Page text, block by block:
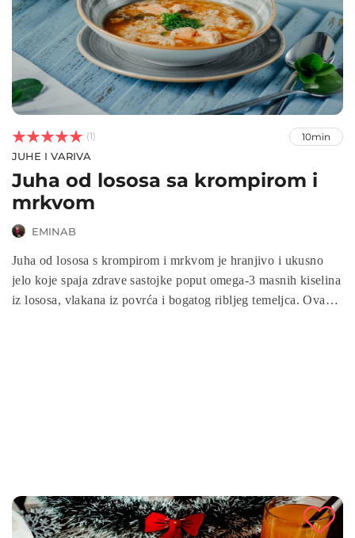


 (1) 10min
JUHE I VARIVA
Juha od lososa sa krompirom i
mrkvom
EMINAB
Juha od lososa s krompirom i mrkvom je hranjivo i ukusno
jelo koje spaja zdrave sastojke poput omega-3 masnih kiselina
iz lososa, vlakana iz povrća i bogatog ribljeg temeljca. Ova